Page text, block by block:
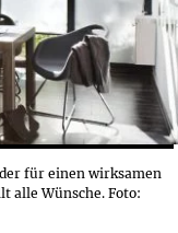
für einen wirksamen
alle Wünsche. Foto: